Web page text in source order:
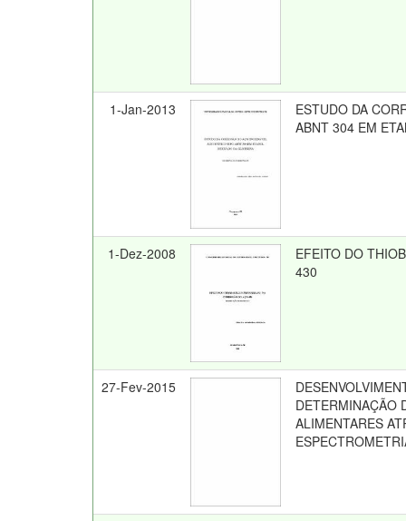
1-Jan-2013
ESTUDO DA
ABNT 304 EM
1-Dez-2008
EFEITO DO
430
27-Fev-2015
DETERMINAÇÃO
ALIMENTARES